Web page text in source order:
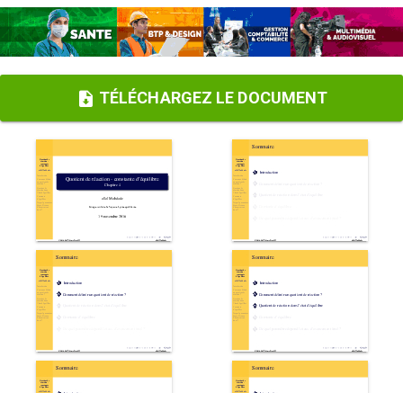
TÉLÉCHARGEZ LE DOCUMENT